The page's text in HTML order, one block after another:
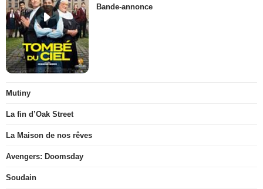
Bande-annonce
Mutiny
La fin d’Oak Street
La Maison de nos rêves
Avengers: Doomsday
Soudain